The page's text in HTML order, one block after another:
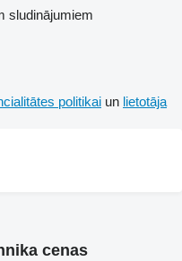
sludinājumiem
politikai un lietotāja
cenas